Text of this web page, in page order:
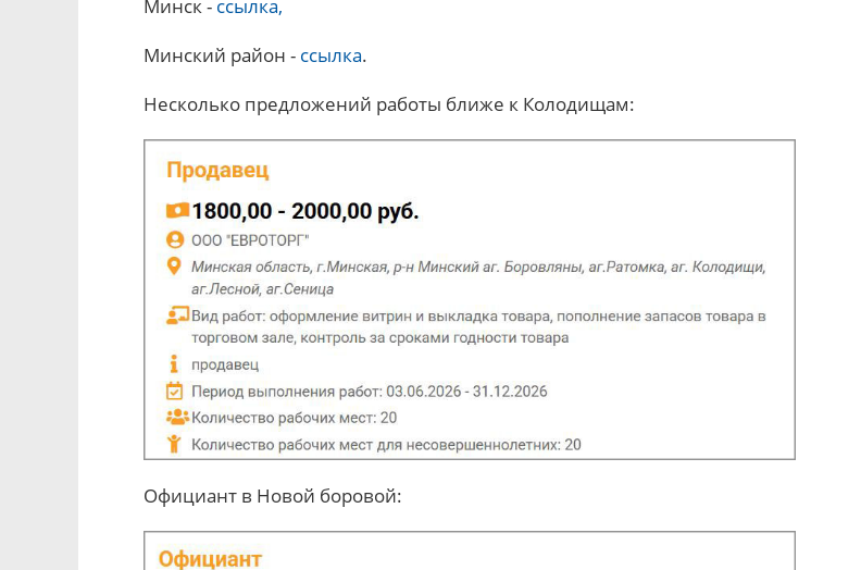
Минск - ссылка,
Минский район - ссылка.
Несколько предложений работы ближе к Колодищам:
Официант в Новой боровой: